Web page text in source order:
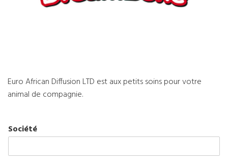
Euro African Diffusion LTD est aux petits soins pour votre
animal de compagnie.
Société